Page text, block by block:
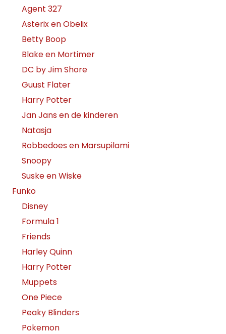
Agent 327
Asterix en Obelix
Betty Boop
Blake en Mortimer
DC by Jim Shore
Guust Flater
Harry Potter
Jan Jans en de kinderen
Natasja
Robbedoes en Marsupilami
Snoopy
Suske en Wiske
Funko
Disney
Formula 1
Friends
Harley Quinn
Harry Potter
Muppets
One Piece
Peaky Blinders
Pokemon